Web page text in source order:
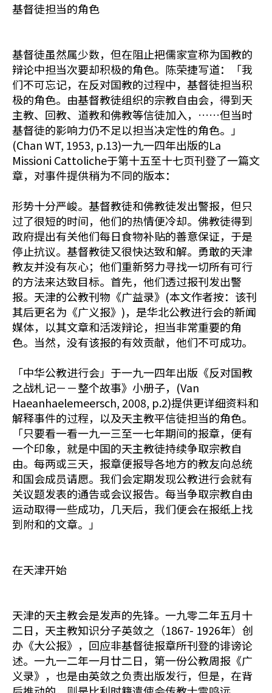
基督徒担当的角色
基督徒虽然属少数，但在阻止把儒家宣称为国教的
辩论中担当次要却积极的角色。陈荣捷写道：「我
们不可忘记，在反对国教的过程中，基督徒担当积
极的角色。由基督教徒组织的宗教自由会，得到天
主教、回教、道教和佛教等信徒加入，……但当时
基督徒的影响力仍不足以担当决定性的角色。」
(Chan WT, 1953, p.13)一九一四年出版的La
Missioni Cattoliche于第十五至十七页刊登了一篇文
章，对事件提供稍为不同的版本：
形势十分严峻。基督教徒和佛教徒发出警报，但只
过了很短的时间，他们的热情便冷却。佛教徒得到
政府提出有关他们每日食物补贴的善意保证，于是
停止抗议。基督教徒又很快达致和解。勇敢的天津
教友并没有灰心；他们重新努力寻找一切所有可行
的方法来达致目标。首先，他们透过报刊发出警
报。天津的公教刊物《广益录》(本文作者按：该刊
其后更名为《广义报》)，是华北公教进行会的新闻
媒体，以其文章和活泼辩论，担当非常重要的角
色。当然，没有该报的有效贡献，他们不可成功。
「中华公教进行会」于一九一四年出版《反对国教
之战札记－－整个故事》小册子，(Van
Haeanhaelemeersch, 2008, p.2)提供更详细资料和
解释事件的过程，以及天主教平信徒担当的角色。
「只要看一看一九一三至一七年期间的报章，便有
一个印象，就是中国的天主教徒持续争取宗教自
由。每两或三天，报章便报导各地方的教友向总统
和国会成员请愿。我们会定期发现公教进行会就有
关议题发表的通告或会议报告。每当争取宗教自由
运动取得一些成功，几天后，我们便会在报纸上找
到附和的文章。」
在天津开始
天津的天主教会是发声的先锋。一九零二年五月十
二日，天主教知识分子英敛之（1867- 1926年）创
办《大公报》，回应非基督徒报章所刊登的诽谤论
述。一九一二年一月廿二日，第一份公教周报《广
义录》，也是由英敛之负责出版发行，但是，在背